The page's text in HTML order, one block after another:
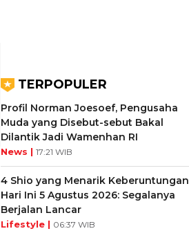
TERPOPULER
Profil Norman Joesoef, Pengusaha
Muda yang Disebut-sebut Bakal
Dilantik Jadi Wamenhan RI
News | 17:21 WIB
4 Shio yang Menarik Keberuntungan
Hari Ini 5 Agustus 2026: Segalanya
Berjalan Lancar
Lifestyle | 06:37 WIB